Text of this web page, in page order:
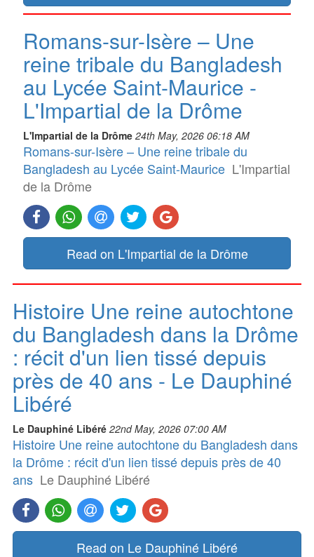
Romans-sur-Isère – Une
reine tribale du Bangladesh
au Lycée Saint-Maurice -
L'Impartial de la Drôme
L'Impartial de la Drôme 24th May, 2026 06:18 AM
Romans-sur-Isère – Une reine tribale du
Bangladesh au Lycée Saint-Maurice L'Impartial
de la Drôme
Read on L'Impartial de la Drôme
Histoire Une reine autochtone
du Bangladesh dans la Drôme
: récit d'un lien tissé depuis
près de 40 ans - Le Dauphiné
Libéré
Le Dauphiné Libéré 22nd May, 2026 07:00 AM
Histoire Une reine autochtone du Bangladesh dans
la Drôme : récit d'un lien tissé depuis près de 40
ans Le Dauphiné Libéré
Read on Le Dauphiné Libéré